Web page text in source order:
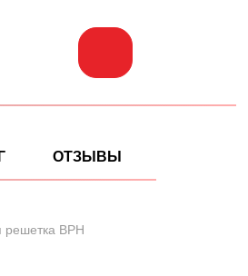
решетка ВРН
ОТЗЫВЫ